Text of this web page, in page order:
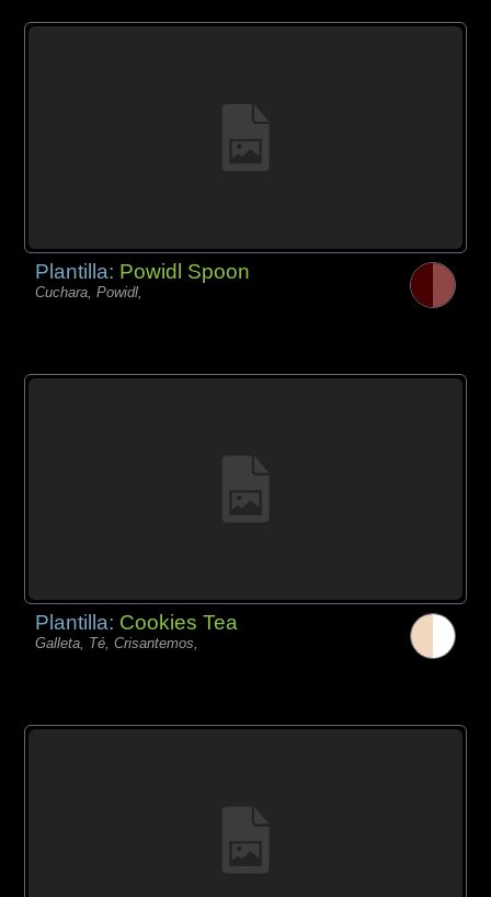
Plantilla: Powidl Spoon
Cuchara, Powidl,
Plantilla: Cookies Tea
Galleta, Té, Crisantemos,